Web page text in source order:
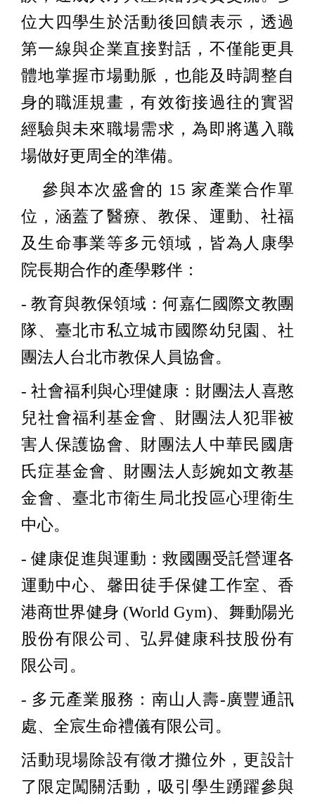
位大四學生於活動後回饋表示，透過
第一線與企業直接對話，不僅能更具
體地掌握市場動脈，也能及時調整自
身的職涯規畫，有效銜接過往的實習
經驗與未來職場需求，為即將邁入職
場做好更周全的準備。
參與本次盛會的 15 家產業合作單
位，涵蓋了醫療、教保、運動、社福
及生命事業等多元領域，皆為人康學
院長期合作的產學夥伴：
- 教育與教保領域：何嘉仁國際文教團
隊、臺北市私立城市國際幼兒園、社
團法人台北市教保人員協會。
- 社會福利與心理健康：財團法人喜憨
兒社會福利基金會、財團法人犯罪被
害人保護協會、財團法人中華民國唐
氏症基金會、財團法人彭婉如文教基
金會、臺北市衛生局北投區心理衛生
中心。
- 健康促進與運動：救國團受託營運各
運動中心、馨田徒手保健工作室、香
港商世界健身 (World Gym)、舞動陽光
股份有限公司、弘昇健康科技股份有
限公司。
- 多元產業服務：南山人壽-廣豐通訊
處、全宸生命禮儀有限公司。
活動現場除設有徵才攤位外，更設計
了限定闖關活動，吸引學生踴躍參與